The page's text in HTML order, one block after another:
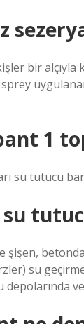
bir alçıyla
1
su tutucu
su
şişen,
su